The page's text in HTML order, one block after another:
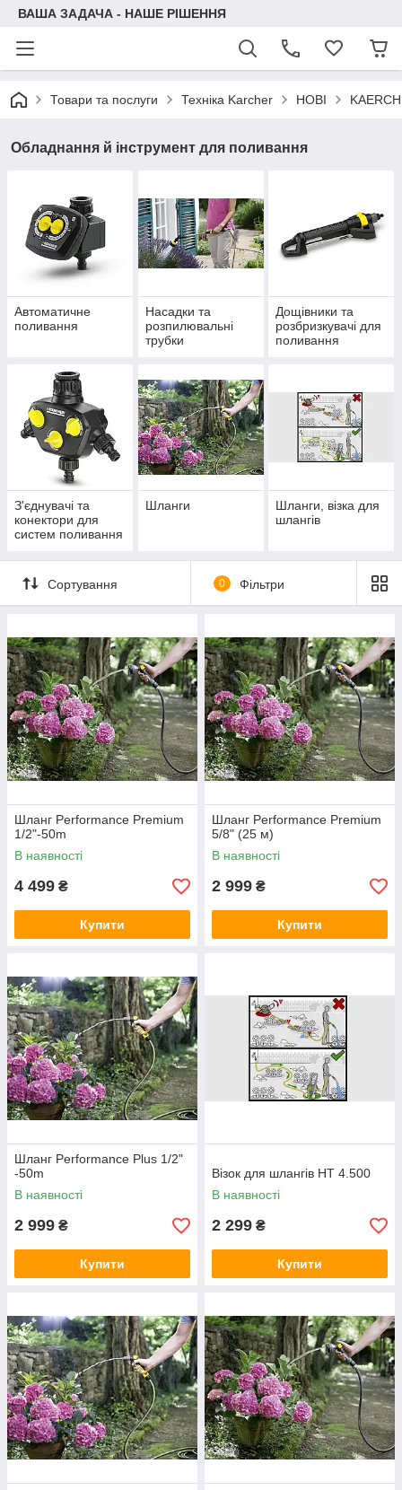
ВАША ЗАДАЧА - НАШЕ РІШЕННЯ
Товари та послуги Техніка Karcher НОВІ
Обладнання й інструмент для поливання
Автоматичне
поливання
Насадки та
розпилювальні
трубки
Дощівники та
розбризкувачі для
поливання
З'єднувачі та
конектори для
систем поливання
Шланги
Шланги, візка для
шлангів
Сортування 0 Фільтри
Шланг Performance Premium
1/2"-50m
В наявності
4 499 ₴
Купити
Шланг Performance Premium
5/8" (25 м)
В наявності
2 999 ₴
Купити
Шланг Performance Plus 1/2"
-50m
В наявності
2 999 ₴
Купити
Візок для шлангів HT 4.500
В наявності
2 299 ₴
Купити